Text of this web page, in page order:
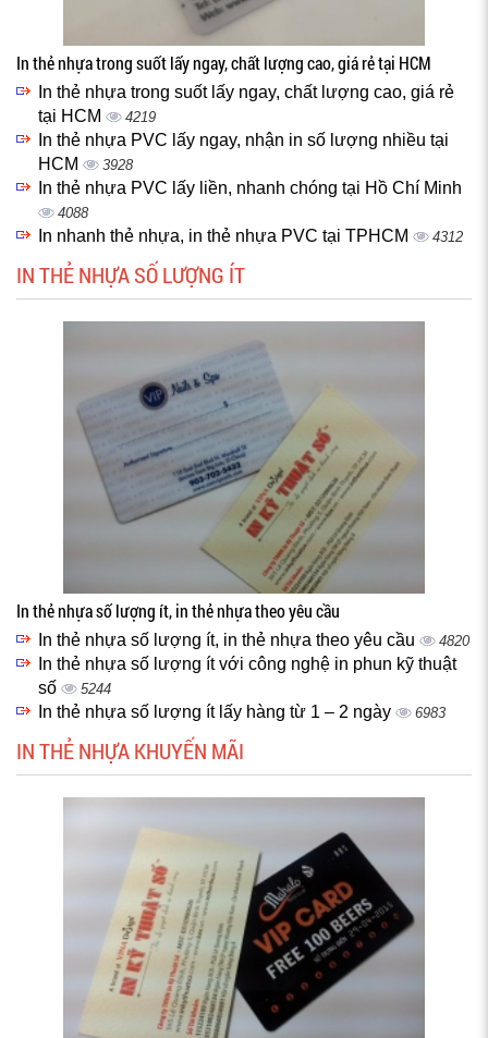
In thẻ nhựa trong suốt lấy ngay, chất lượng cao, giá rẻ tại HCM
In thẻ nhựa trong suốt lấy ngay, chất lượng cao, giá rẻ
tại HCM
4219
In thẻ nhựa PVC lấy ngay, nhận in số lượng nhiều tại
HCM
3928
In thẻ nhựa PVC lấy liền, nhanh chóng tại Hồ Chí Minh
4088
In nhanh thẻ nhựa, in thẻ nhựa PVC tại TPHCM 4312
IN THẺ NHỰA SỐ LƯỢNG ÍT
In thẻ nhựa số lượng ít, in thẻ nhựa theo yêu cầu
In thẻ nhựa số lượng ít, in thẻ nhựa theo yêu cầu 4820
In thẻ nhựa số lượng ít với công nghệ in phun kỹ thuật
số
5244
In thẻ nhựa số lượng ít lấy hàng từ 1 – 2 ngày 6983
IN THẺ NHỰA KHUYẾN MÃI